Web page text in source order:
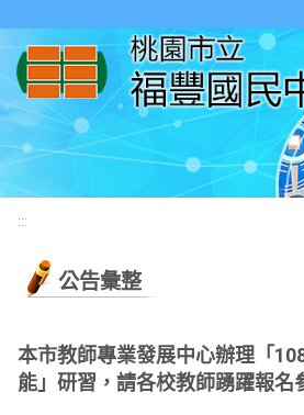
:::
公告彙整
本市教師專業發展中心辦理「
能」研習，請各校教師踴躍報名